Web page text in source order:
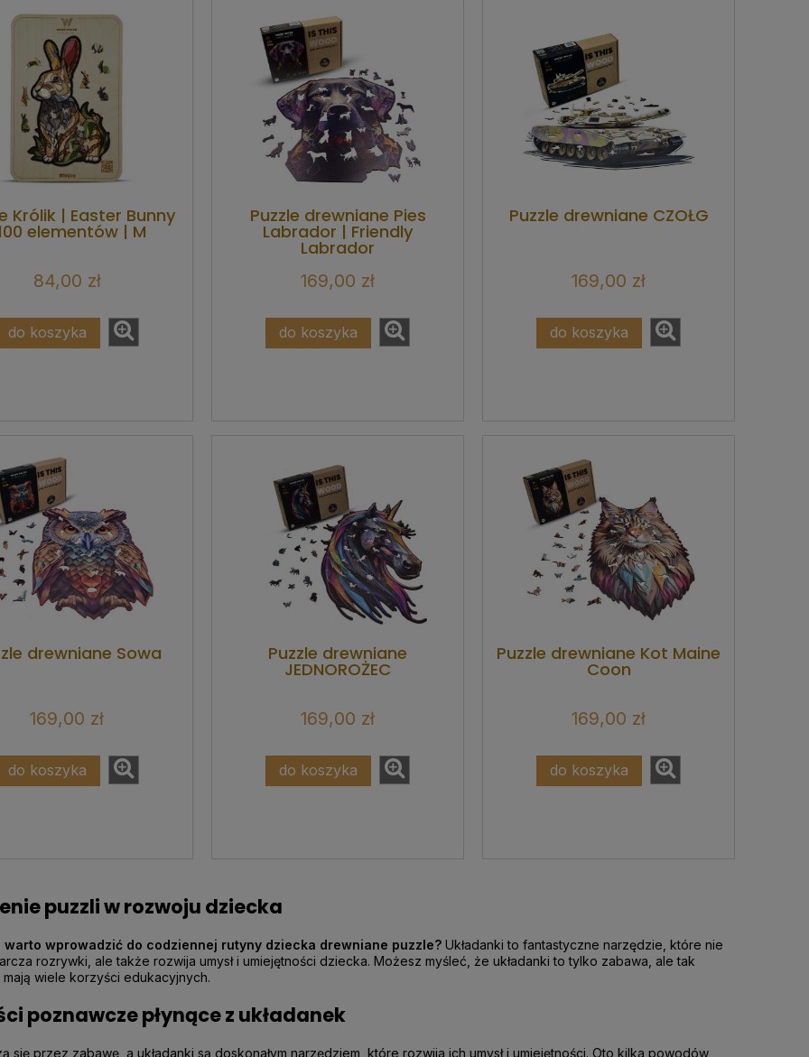
Królik | Easter Bunny
elementów | M
84,00 zł
do koszyka
Puzzle drewniane Pies
Labrador | Friendly
Labrador
169,00 zł
do koszyka
Puzzle drewniane CZOŁG
169,00 zł
do koszyka
drewniane Sowa
169,00 zł
do koszyka
Puzzle drewniane
JEDNOROŻEC
169,00 zł
do koszyka
Puzzle drewniane Kot Maine
Coon
169,00 zł
do koszyka
puzzli w rozwoju dziecka
warto wprowadzić do codziennej rutyny dziecka drewniane puzzle? Układanki to fantastyczne narzędzie, które nie
rozrywki, ale także rozwija umysł i umiejętności dziecka. Możesz myśleć, że układanki to tylko zabawa, ale tak
wiele korzyści edukacyjnych.
poznawcze płynące z układanek
się przez zabawę, a układanki są doskonałym narzędziem, które rozwija ich umysł i umiejętności. Oto kilka powodów,